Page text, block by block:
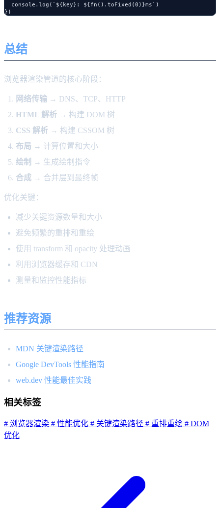
  console.log(`${key}: ${fn().toFixed(0)}ms`)
总结
浏览器渲染管道的核心阶段：
网络传输 → DNS、TCP、HTTP
HTML 解析 → 构建 DOM 树
CSS 解析 → 构建 CSSOM 树
布局 → 计算位置和大小
绘制 → 生成绘制指令
合成 → 合并层到最终帧
优化关键：
减少关键资源数量和大小
避免频繁的重排和重绘
使用 transform 和 opacity 处理动画
利用浏览器缓存和 CDN
测量和监控性能指标
推荐资源
MDN 关键渲染路径
Google DevTools 性能指南
web.dev 性能最佳实践
相关标签
# 浏览器渲染 # 性能优化 # 关键渲染路径 # 重排重绘 # DOM
优化